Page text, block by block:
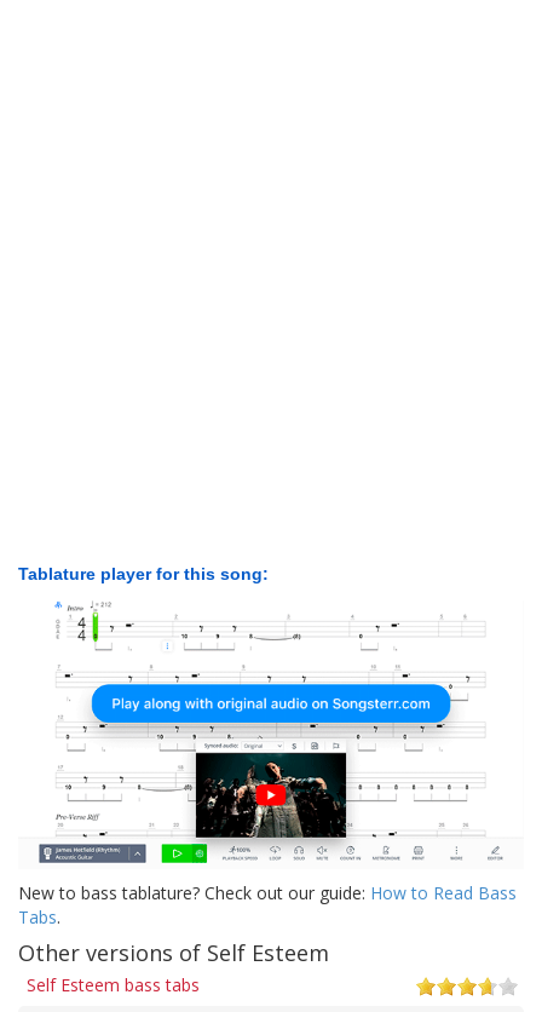
Tablature player for this song:
New to bass tablature? Check out our guide: How to Read Bass
Tabs.
Other versions of Self Esteem
Self Esteem bass tabs